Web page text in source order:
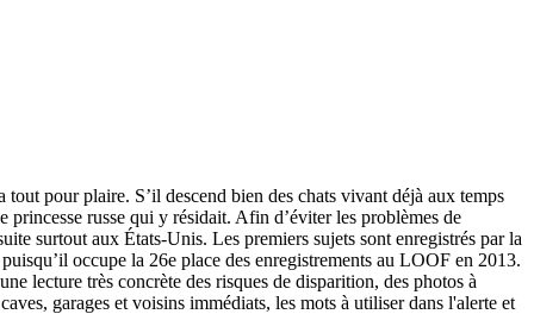
pour plaire. S’il descend bien des chats vivant déjà aux temps
princesse russe qui y résidait. Afin d’éviter les problèmes de
surtout aux États-Unis. Les premiers sujets sont enregistrés par la
occupe la 26e place des enregistrements au LOOF en 2013.
lecture très concrète des risques de disparition, des photos à
garages et voisins immédiats, les mots à utiliser dans l'alerte et